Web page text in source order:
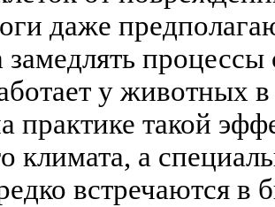
даже
замедлять
у животных
практике такой
климата, а
встречаются в